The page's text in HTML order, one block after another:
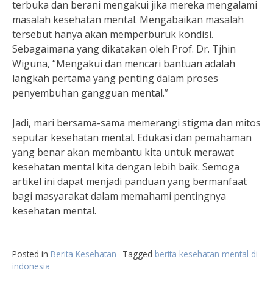
terbuka dan berani mengakui jika mereka mengalami
masalah kesehatan mental. Mengabaikan masalah
tersebut hanya akan memperburuk kondisi.
Sebagaimana yang dikatakan oleh Prof. Dr. Tjhin
Wiguna, “Mengakui dan mencari bantuan adalah
langkah pertama yang penting dalam proses
penyembuhan gangguan mental.”
Jadi, mari bersama-sama memerangi stigma dan mitos
seputar kesehatan mental. Edukasi dan pemahaman
yang benar akan membantu kita untuk merawat
kesehatan mental kita dengan lebih baik. Semoga
artikel ini dapat menjadi panduan yang bermanfaat
bagi masyarakat dalam memahami pentingnya
kesehatan mental.
Posted in Berita Kesehatan Tagged berita kesehatan mental di
indonesia